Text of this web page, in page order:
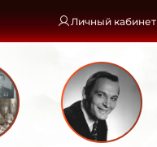
Личный кабинет